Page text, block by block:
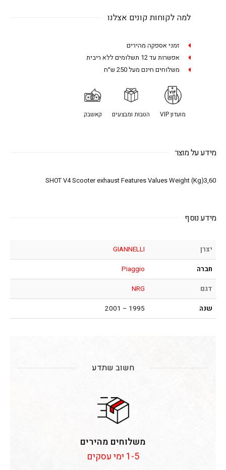
למה לקוחות קונים אצלנו
זמני אספקה מהירים
אפשרות עד 12 תשלומים ללא ריבית
משלוחים חינם מעל 250 ש״ח
מועדון VIP הטבות ומבצעים קאשבק
מידע על מוצר
SHOT V4 Scooter exhaust Features Values Weight (Kg)3,60
מידע נוסף
יצרן
GIANNELLI
חברה
Piaggio
דגם
NRG
שנה
1995 – 2001
חשוב שתדע
משלוחים מהירים
1-5 ימי עסקים